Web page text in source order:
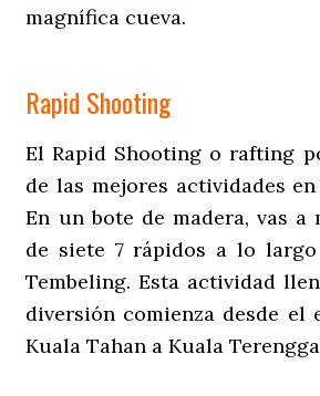
magnífica cueva.
Rapid Shooting
El Rapid Shooting o rafting
de las mejores actividades
En un bote de madera, vas a
de siete 7 rápidos a lo
Tembeling. Esta actividad
diversión comienza desde el
Kuala Tahan a Kuala